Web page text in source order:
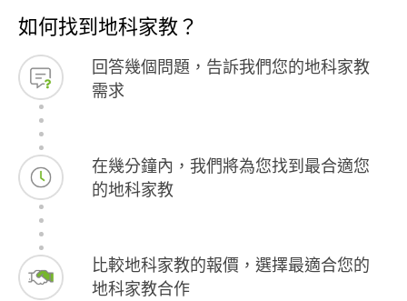
如何找到地科家教？
回答幾個問題，告訴我們您的地科家教
需求
在幾分鐘內，我們將為您找到最合適您
的地科家教
比較地科家教的報價，選擇最適合您的
地科家教合作